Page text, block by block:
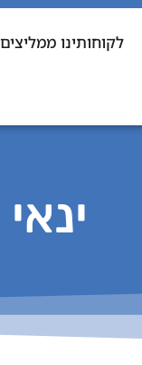
לקוחותינו ממליצים
ינאי